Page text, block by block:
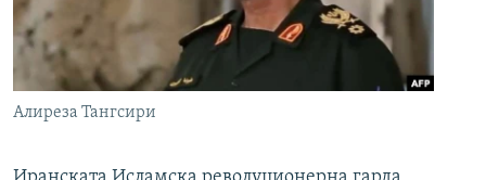
Алиреза Тангсири